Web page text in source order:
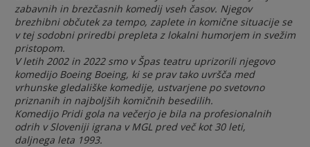
zabavnih in brezčasnih komedij vseh časov. Njegov
brezhibni občutek za tempo, zaplete in komične situacije se
v tej sodobni priredbi prepleta z lokalni humorjem in svežim
pristopom.
V letih 2002 in 2022 smo v Špas teatru uprizorili njegovo
komedijo Boeing Boeing, ki se prav tako uvršča med
vrhunske gledališke komedije, ustvarjene po svetovno
priznanih in najboljših komičnih besedilih.
Komedijo Pridi gola na večerjo je bila na profesionalnih
odrih v Sloveniji igrana v MGL pred več kot 30 leti,
daljnega leta 1993.